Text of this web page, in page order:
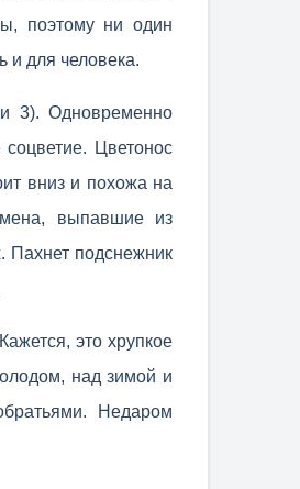
поэтому ни один
и для человека.
3). Одновременно
Цветонос
вниз и похожа на
выпавшие из
Пахнет подснежник
это хрупкое
над зимой и
Недаром